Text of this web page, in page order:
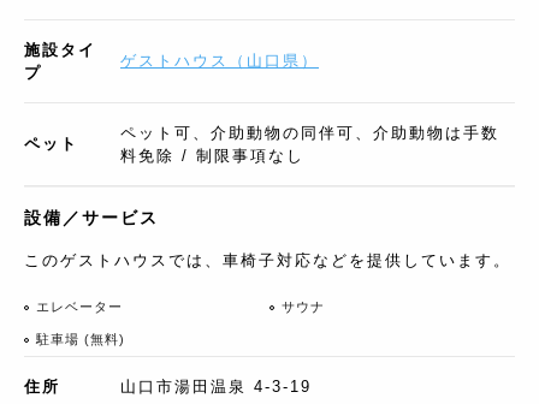
施設タイ
プ
ゲストハウス （ 山口県 ）
ペット
ペット可、介助動物の同伴可、介助動物は手数
料免除 / 制限事項なし
設備／サービス
このゲストハウスでは、車椅子対応などを提供しています。
エレベーター サウナ
駐車場 (無料)
住所 山口市湯田温泉 4-3-19